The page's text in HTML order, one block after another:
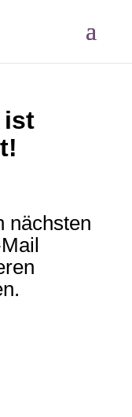
ist
nächsten